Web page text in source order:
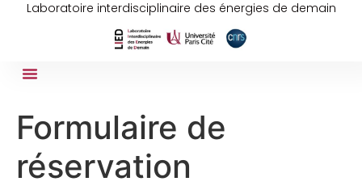
Laboratoire interdisciplinaire des énergies de demain
Formulaire de
réservation